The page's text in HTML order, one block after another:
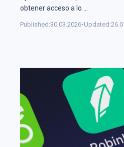
obtener acceso a lo
Published:30.03.2026•Updated: